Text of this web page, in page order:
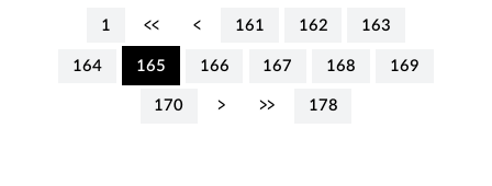
1 << < 161 162 163
164 165 166 167 168 169
170 > >> 178